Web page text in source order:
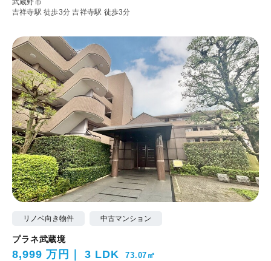
武蔵野市
吉祥寺駅 徒歩3分吉祥寺駅 徒歩3分
リノベ向き物件 中古マンション
プラネ武蔵境
8,999 万円 3 LDK 73.07㎡